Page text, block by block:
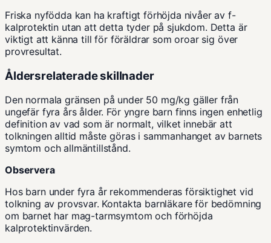
Friska nyfödda kan ha kraftigt förhöjda nivåer av f-
kalprotektin utan att detta tyder på sjukdom. Detta är
viktigt att känna till för föräldrar som oroar sig över
provresultat.
Åldersrelaterade skillnader
Den normala gränsen på under 50 mg/kg gäller från
ungefär fyra års ålder. För yngre barn finns ingen enhetlig
definition av vad som är normalt, vilket innebär att
tolkningen alltid måste göras i sammanhanget av barnets
symtom och allmäntillstånd.
Observera
Hos barn under fyra år rekommenderas försiktighet vid
tolkning av provsvar. Kontakta barnläkare för bedömning
om barnet har mag-tarmsymtom och förhöjda
kalprotektinvärden.